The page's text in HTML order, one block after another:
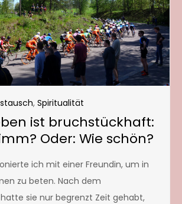
, Spiritualität
ist bruchstückhaft:
Oder: Wie schön?
ich mit einer Freundin, um in
zu beten. Nach dem
sie nur begrenzt Zeit gehabt,